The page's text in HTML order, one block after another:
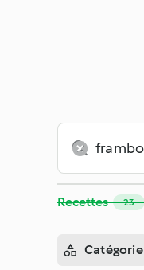
Recettes 23
Catégorie